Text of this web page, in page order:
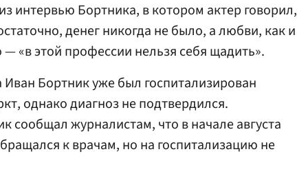
интервью Бортника, в котором актер говорил,
денег никогда не было, а любви, как и
— «в этой профессии нельзя себя щадить».
Иван Бортник уже был госпитализирован
однако диагноз не подтвердился.
сообщал журналистам, что в начале августа
к врачам, но на госпитализацию не